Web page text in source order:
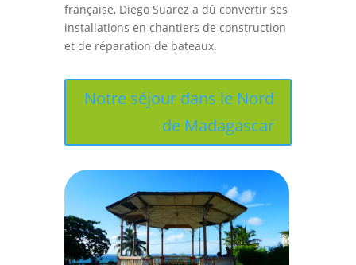
française, Diego Suarez a dû convertir ses
installations en chantiers de construction
et de réparation de bateaux.
Notre séjour dans le Nord
de Madagascar